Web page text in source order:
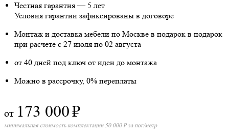
Честная гарантия — 5 лет
Условия гарантии зафиксированы в договоре
Монтаж и доставка мебели по Москве в подарок в подарок
при расчете с 27 июля по 02 августа
от 40 дней под ключ от идеи до монтажа
Можно в рассрочку, 0% переплаты
от 173 000₽
минимальная стоимость комплектации 50 000 ₽ за пог/метр